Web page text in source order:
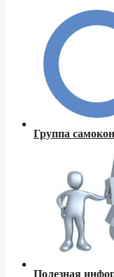
Группа
Полезная